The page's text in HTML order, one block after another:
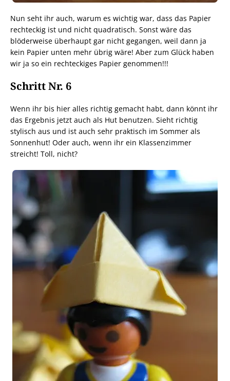
Nun seht ihr auch, warum es wichtig war, dass das Papier
rechteckig ist und nicht quadratisch. Sonst wäre das
blöderweise überhaupt gar nicht gegangen, weil dann ja
kein Papier unten mehr übrig wäre! Aber zum Glück haben
wir ja so ein rechteckiges Papier genommen!!!
Schritt Nr. 6
Wenn ihr bis hier alles richtig gemacht habt, dann könnt ihr
das Ergebnis jetzt auch als Hut benutzen. Sieht richtig
stylisch aus und ist auch sehr praktisch im Sommer als
Sonnenhut! Oder auch, wenn ihr ein Klassenzimmer
streicht! Toll, nicht?